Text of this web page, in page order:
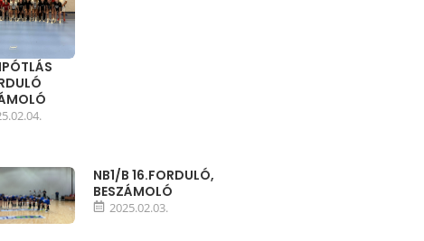
NB1/B 16.FORDULÓ,
BESZÁMOLÓ
2025.02.03.